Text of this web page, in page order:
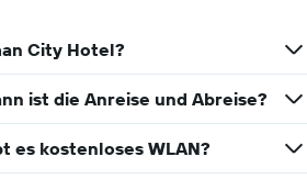
City Hotel?
ist die Anreise und Abreise?
es kostenloses WLAN?